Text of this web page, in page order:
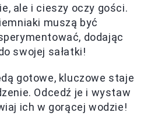
ale i cieszy oczy gości.
muszą być
dodając
swojej sałatki!
gotowe, kluczowe staje
Odcedź je i wystaw
ich w gorącej wodzie!